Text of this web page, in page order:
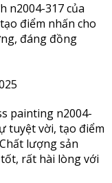
n2004-317 của
điểm nhấn cho
đáng đồng
painting n2004-
tuyệt vời, tạo điểm
lượng sản
rất hài lòng với